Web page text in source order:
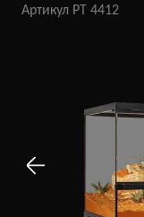
Артикул PT 4412